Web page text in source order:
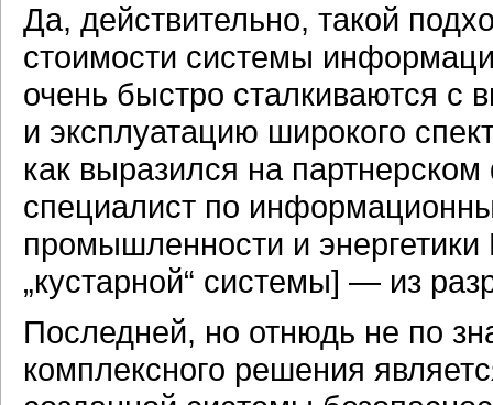
Да, действительно, такой
стоимости системы
очень быстро сталкиваются с
и эксплуатацию широкого
как выразился на
специалист по
промышленности и
„кустарной“ системы] — из
Последней, но отнюдь не по
комплексного решения